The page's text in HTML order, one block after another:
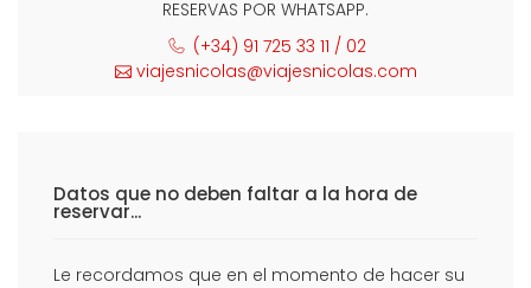
RESERVAS POR WHATSAPP.
(+34) 91 725 33 11 / 02
viajesnicolas@viajesnicolas.com
Datos que no deben faltar a la hora de
reservar...
Le recordamos que en el momento de hacer su